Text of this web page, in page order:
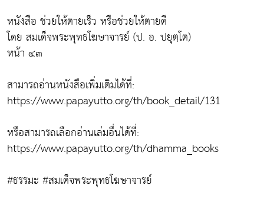
หนังสือ ช่วยให้ตายเร็ว หรือช่วยให้ตายดี
โดย สมเด็จพระพุทธโฆษาจารย์ (ป. อ. ปยุตฺโต)
หน้า ๔๓
สามารถอ่านหนังสือเพิ่มเติมได้ที่:
https://www.papayutto.org/th/book_detail/131
หรือสามารถเลือกอ่านเล่มอื่นได้ที่:
https://www.papayutto.org/th/dhamma_books
#ธรรมะ #สมเด็จพระพุทธโฆษาจารย์